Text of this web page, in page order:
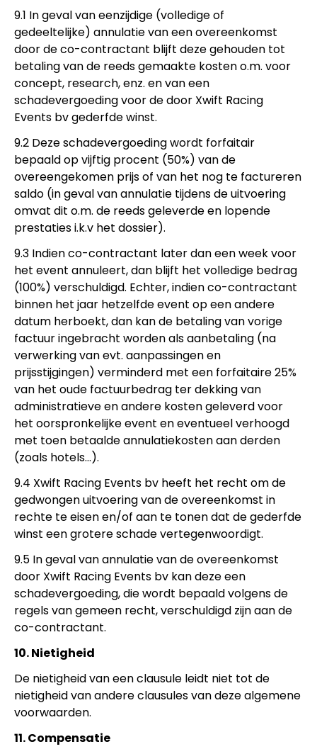
9.1 In geval van eenzijdige (volledige of
gedeeltelijke) annulatie van een overeenkomst
door de co-contractant blijft deze gehouden tot
betaling van de reeds gemaakte kosten o.m. voor
concept, research, enz. en van een
schadevergoeding voor de door Xwift Racing
Events bv gederfde winst.
9.2 Deze schadevergoeding wordt forfaitair
bepaald op vijftig procent (50%) van de
overeengekomen prijs of van het nog te factureren
saldo (in geval van annulatie tijdens de uitvoering
omvat dit o.m. de reeds geleverde en lopende
prestaties i.k.v het dossier).
9.3 Indien co-contractant later dan een week voor
het event annuleert, dan blijft het volledige bedrag
(100%) verschuldigd. Echter, indien co-contractant
binnen het jaar hetzelfde event op een andere
datum herboekt, dan kan de betaling van vorige
factuur ingebracht worden als aanbetaling (na
verwerking van evt. aanpassingen en
prijsstijgingen) verminderd met een forfaitaire 25%
van het oude factuurbedrag ter dekking van
administratieve en andere kosten geleverd voor
het oorspronkelijke event en eventueel verhoogd
met toen betaalde annulatiekosten aan derden
(zoals hotels…).
9.4 Xwift Racing Events bv heeft het recht om de
gedwongen uitvoering van de overeenkomst in
rechte te eisen en/of aan te tonen dat de gederfde
winst een grotere schade vertegenwoordigt.
9.5 In geval van annulatie van de overeenkomst
door Xwift Racing Events bv kan deze een
schadevergoeding, die wordt bepaald volgens de
regels van gemeen recht, verschuldigd zijn aan de
co-contractant.
10. Nietigheid
De nietigheid van een clausule leidt niet tot de
nietigheid van andere clausules van deze algemene
voorwaarden.
11. Compensatie